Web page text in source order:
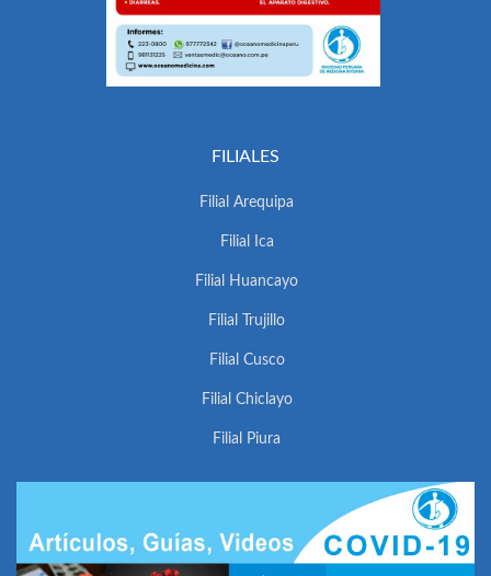
FILIALES
Filial Arequipa
Filial Ica
Filial Huancayo
Filial Trujillo
Filial Cusco
Filial Chiclayo
Filial Piura